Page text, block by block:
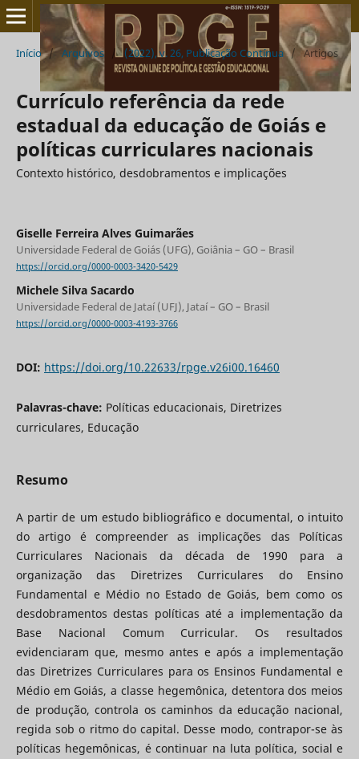
Início / Arquivos / (2022), v. 26, Publicação Contínua / Artigos
Currículo referência da rede
estadual da educação de Goiás e
políticas curriculares nacionais
Contexto histórico, desdobramentos e implicações
Giselle Ferreira Alves Guimarães
Universidade Federal de Goiás (UFG), Goiânia – GO – Brasil
https://orcid.org/0000-0003-3420-5429
Michele Silva Sacardo
Universidade Federal de Jataí (UFJ), Jataí – GO – Brasil
https://orcid.org/0000-0003-4193-3766
DOI: https://doi.org/10.22633/rpge.v26i00.16460
Palavras-chave: Políticas educacionais, Diretrizes
curriculares, Educação
Resumo
A partir de um estudo bibliográfico e documental, o intuito
do artigo é compreender as implicações das Políticas
Curriculares Nacionais da década de 1990 para a
organização das Diretrizes Curriculares do Ensino
Fundamental e Médio no Estado de Goiás, bem como os
desdobramentos destas políticas até a implementação da
Base Nacional Comum Curricular. Os resultados
evidenciaram que, mesmo antes e após a implementação
das Diretrizes Curriculares para os Ensinos Fundamental e
Médio em Goiás, a classe hegemônica, detentora dos meios
de produção, controla os caminhos da educação nacional,
regida sob o ritmo do capital. Desse modo, contrapor-se às
políticas hegemônicas, é continuar na luta política, social e